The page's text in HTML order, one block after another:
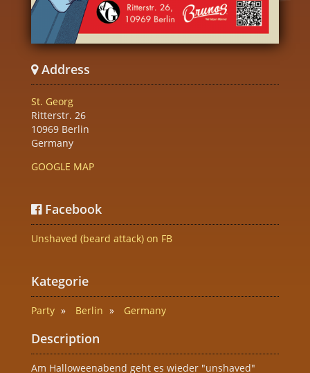
Address
St. Georg
Ritterstr. 26
10969 Berlin
Germany
GOOGLE MAP
Facebook
Unshaved (beard attack) on FB
Kategorie
Party Berlin Germany
Description
Am Halloweenabend geht es wieder "unshaved"